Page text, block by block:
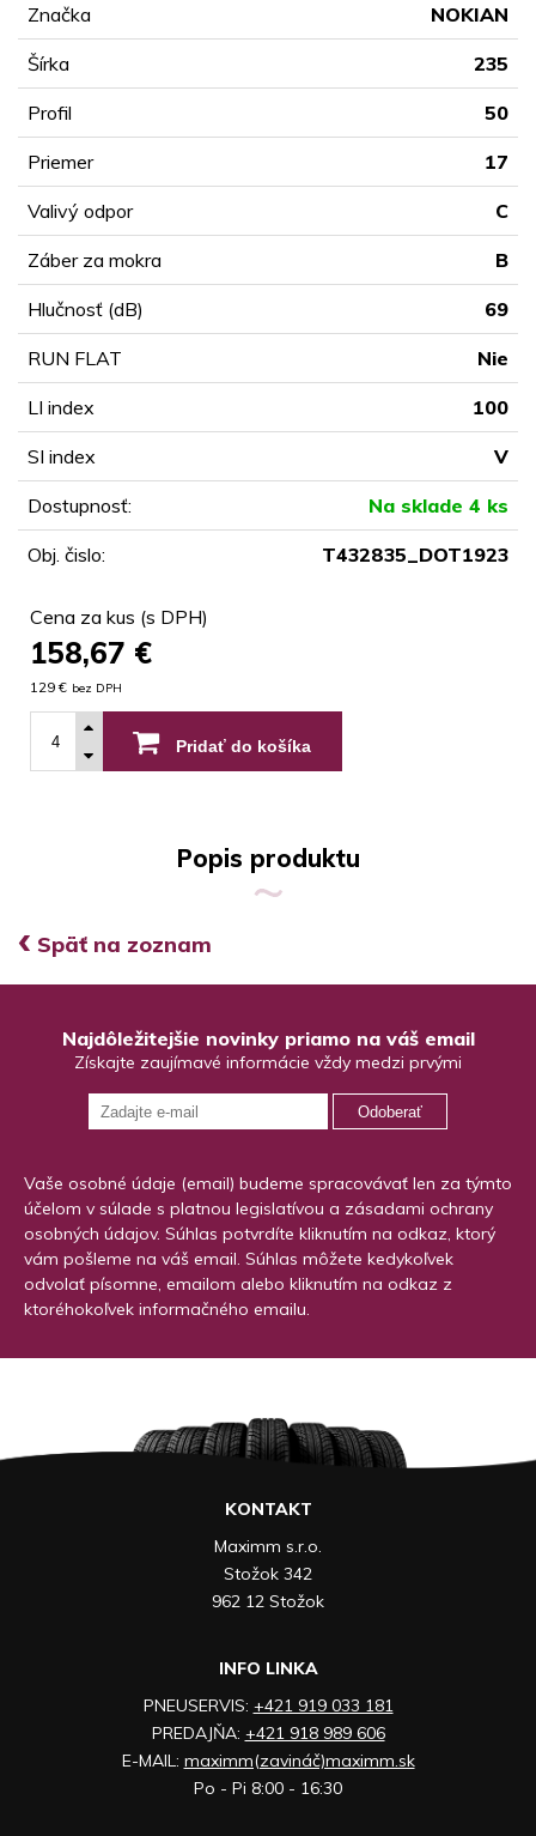
Značka NOKIAN
Šírka 235
Profil 50
Priemer 17
Valivý odpor C
Záber za mokra B
Hlučnosť (dB) 69
RUN FLAT Nie
LI index 100
SI index V
Dostupnosť: Na sklade 4 ks
Obj. čislo: T432835_DOT1923
Cena za kus (s DPH)
158,67 €
129 € bez DPH
Pridať do košíka
Popis produktu
‹ Späť na zoznam
Najdôležitejšie novinky priamo na váš email
Získajte zaujímavé informácie vždy medzi prvými
Odoberať
Vaše osobné údaje (email) budeme spracovávať len za týmto
účelom v súlade s platnou legislatívou a zásadami ochrany
osobných údajov. Súhlas potvrdíte kliknutím na odkaz, ktorý
vám pošleme na váš email. Súhlas môžete kedykoľvek
odvolať písomne, emailom alebo kliknutím na odkaz z
ktoréhokoľvek informačného emailu.
KONTAKT
Maximm s.r.o.
Stožok 342
962 12 Stožok
INFO LINKA
PNEUSERVIS: +421 919 033 181
PREDAJŇA: +421 918 989 606
E-MAIL: maximm(zavináč)maximm.sk
Po - Pi 8:00 - 16:30